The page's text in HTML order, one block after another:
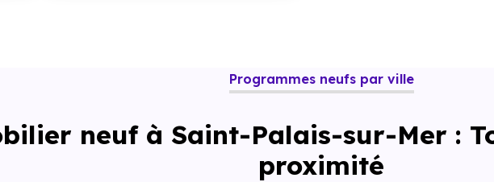
Programmes neufs par ville
neuf à Saint-Palais-sur-Mer :
proximité